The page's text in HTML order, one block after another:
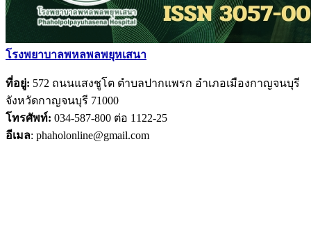
โรงพยาบาลพหลพลพยุหเสนา
ที่อยู่: 572 ถนนแสงชูโต ตำบลปากแพรก อำเภอเมืองกาญจนบุรี
จังหวัดกาญจนบุรี 71000
โทรศัพท์: 034-587-800 ต่อ 1122-25
อีเมล: phaholonline@gmail.com